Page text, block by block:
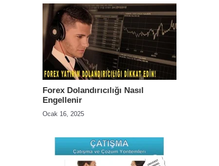
Forex Dolandırıcılığı Nasıl
Engellenir
Ocak 16, 2025